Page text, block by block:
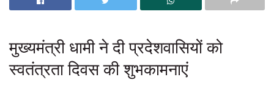
मुख्यमंत्री धामी ने दी प्रदेशवासियों को
स्वतंत्रता दिवस की शुभकामनाएं